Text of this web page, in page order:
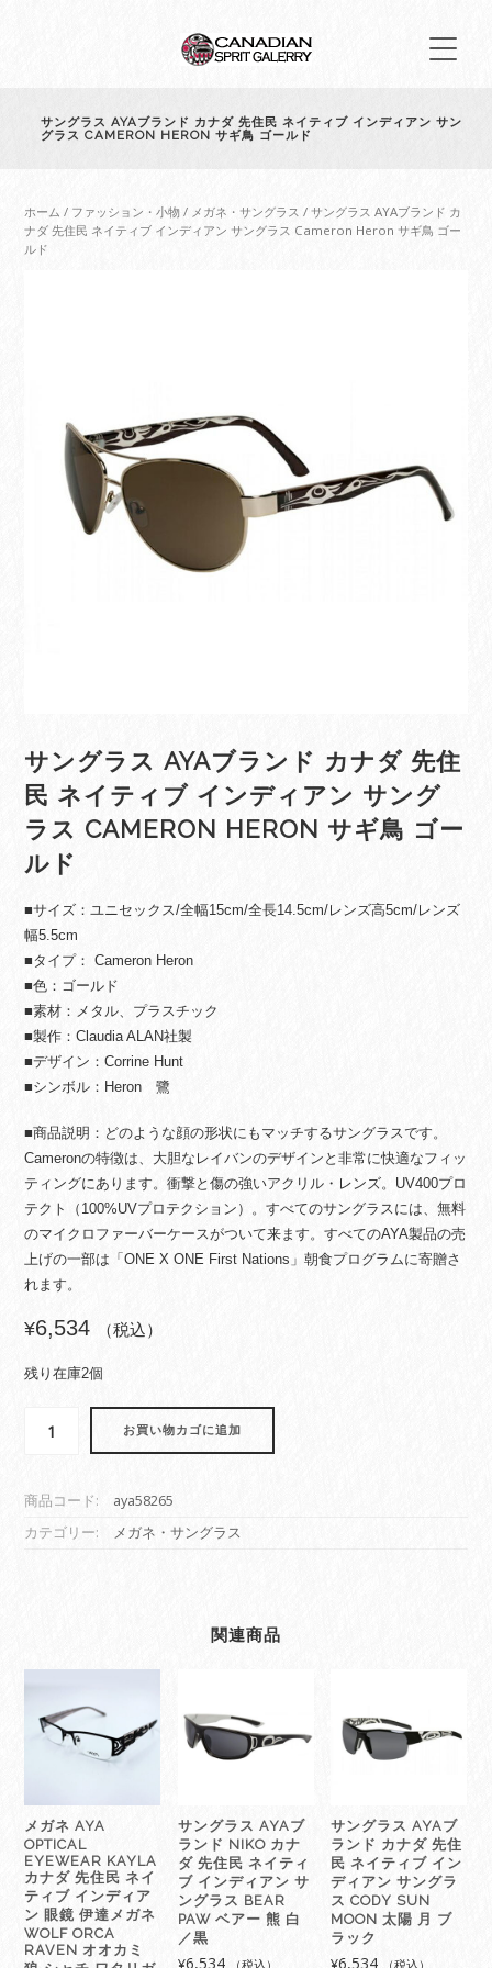
サングラス AYAブランド カナダ 先住民 ネイティブ インディアン サン
グラス CAMERON HERON サギ鳥 ゴールド
ホーム / ファッション・小物 / メガネ・サングラス / サングラス AYAブランド カ
ナダ 先住民 ネイティブ インディアン サングラス Cameron Heron サギ鳥 ゴー
ルド
サングラス AYAブランド カナダ 先住
民 ネイティブ インディアン サング
ラス CAMERON HERON サギ鳥 ゴー
ルド
■サイズ：ユニセックス/全幅15cm/全長14.5cm/レンズ高5cm/レンズ
幅5.5cm
■タイプ： Cameron Heron
■色：ゴールド
■素材：メタル、プラスチック
■製作：Claudia ALAN社製
■デザイン：Corrine Hunt
■シンボル：Heron 鷺
■商品説明：どのような顔の形状にもマッチするサングラスです。
Cameronの特徴は、大胆なレイバンのデザインと非常に快適なフィッ
ティングにあります。衝撃と傷の強いアクリル・レンズ。UV400プロ
テクト（100%UVプロテクション）。すべてのサングラスには、無料
のマイクロファーバーケースがついて来ます。すべてのAYA製品の売
上げの一部は「ONE X ONE First Nations」朝食プログラムに寄贈さ
れます。
¥6,534 （税込）
残り在庫2個
ス
AYA
ナ
先
イ
テ
ィ
ブ
イ
ン
デ
お買い物カゴに追加
商品コード:
aya58265
カテゴリー:
メガネ・サングラス
関連商品
メガネ AYA
OPTICAL
EYEWEAR KAYLA
カナダ 先住民 ネイ
ティブ インディア
ン 眼鏡 伊達メガネ
WOLF ORCA
RAVEN オオカミ
サングラス AYAブ
ランド NIKO カナ
ダ 先住民 ネイティ
ブ インディアン サ
ングラス BEAR
PAW ベアー 熊 白
／黒
6,534
サングラス AYAブ
ランド カナダ 先住
民 ネイティブ イン
ディアン サングラ
ス CODY SUN
MOON 太陽 月 ブ
ラック
6,534